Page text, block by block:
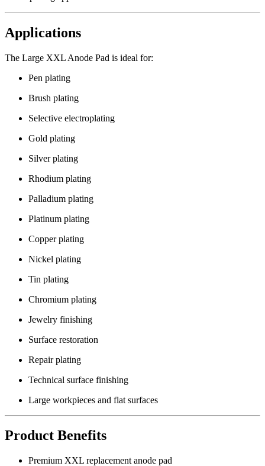
Applications
The Large XXL Anode Pad is ideal for:
Pen plating
Brush plating
Selective electroplating
Gold plating
Silver plating
Rhodium plating
Palladium plating
Platinum plating
Copper plating
Nickel plating
Tin plating
Chromium plating
Jewelry finishing
Surface restoration
Repair plating
Technical surface finishing
Large workpieces and flat surfaces
Product Benefits
Premium XXL replacement anode pad